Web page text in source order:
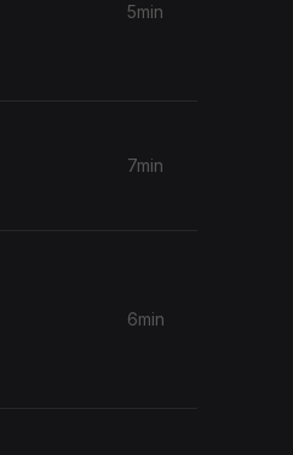
5min
7min
6min